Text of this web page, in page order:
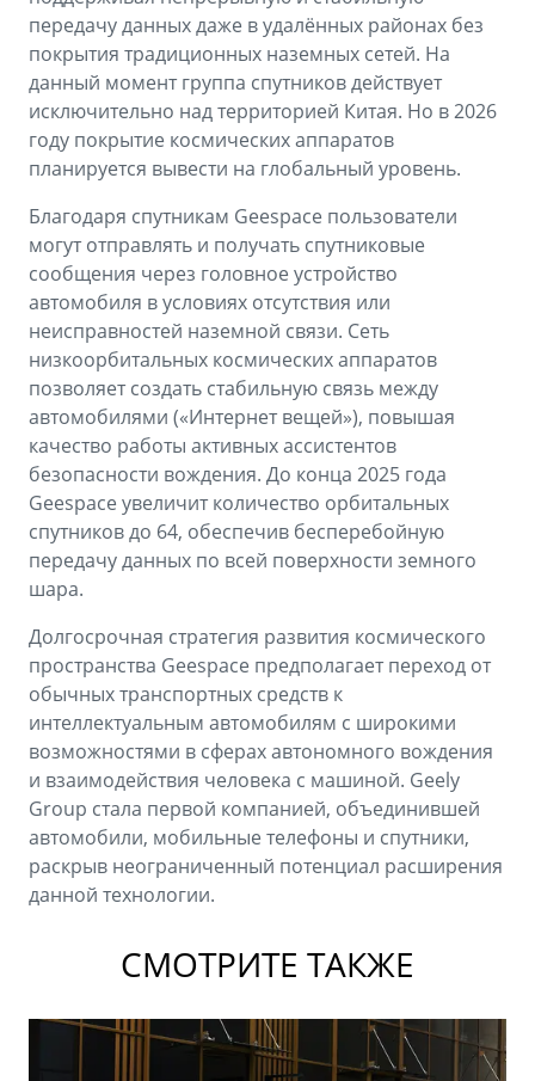
передачу данных даже в удалённых районах без
покрытия традиционных наземных сетей. На
данный момент группа спутников действует
исключительно над территорией Китая. Но в 2026
году покрытие космических аппаратов
планируется вывести на глобальный уровень.
Благодаря спутникам Geespace пользователи
могут отправлять и получать спутниковые
сообщения через головное устройство
автомобиля в условиях отсутствия или
неисправностей наземной связи. Сеть
низкоорбитальных космических аппаратов
позволяет создать стабильную связь между
автомобилями («Интернет вещей»), повышая
качество работы активных ассистентов
безопасности вождения. До конца 2025 года
Geespace увеличит количество орбитальных
спутников до 64, обеспечив бесперебойную
передачу данных по всей поверхности земного
шара.
Долгосрочная стратегия развития космического
пространства Geespace предполагает переход от
обычных транспортных средств к
интеллектуальным автомобилям с широкими
возможностями в сферах автономного вождения
и взаимодействия человека с машиной. Geely
Group стала первой компанией, объединившей
автомобили, мобильные телефоны и спутники,
раскрыв неограниченный потенциал расширения
данной технологии.
СМОТРИТЕ ТАКЖЕ